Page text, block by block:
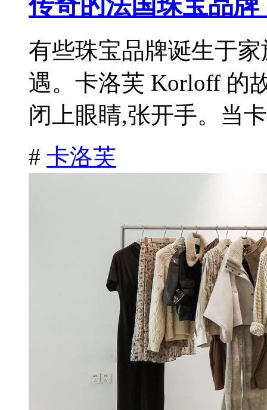
有些珠宝品牌诞生于
遇。卡洛芙 Korloff 的
闭上眼睛,张开手。当
# 卡洛芙